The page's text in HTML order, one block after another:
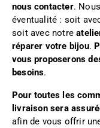
nous contacter.
éventualité : soit
soit avec notre
réparer votre bijou.
vous proposerons
besoins.
Pour toutes les
livraison sera
afin de vous offrir